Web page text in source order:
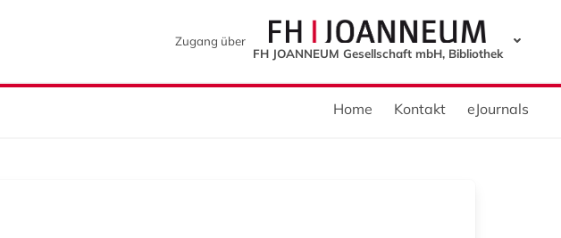
Zugang über
FH JOANNEUM Gesellschaft mbH, Bibliothek
Home Kontakt eJournals